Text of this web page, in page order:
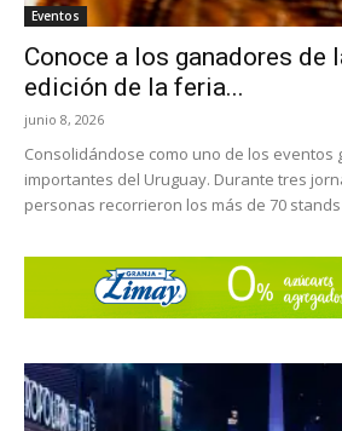
Eventos
Conoce a los ganadores de
edición de la feria...
junio 8, 2026
Consolidándose como uno de los eventos
importantes del Uruguay. Durante tres
personas recorrieron los más de 70 stands